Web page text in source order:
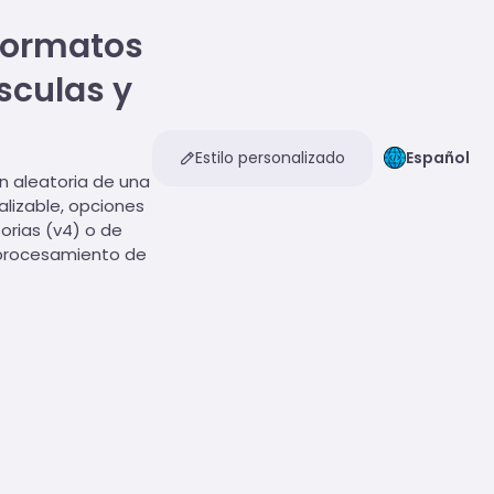
y
aleatoria de una
opciones
(v4) o de
de
Estilo personalizado Español